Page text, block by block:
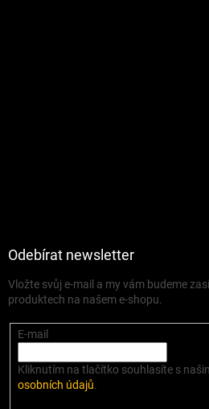
Odebírat newsletter
Vložte svůj e-mail a my vám budeme
produktech na našem e-shopu.
E-mail
Kliknutím na tlačítko souhlasíte s
osobních údajů.